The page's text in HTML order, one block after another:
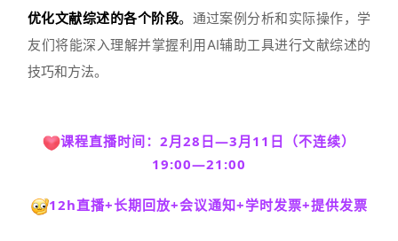
优化文献综述的各个阶段。 通过案例分析和实际操作，学
友们将能深入理解并掌握利用AI辅助工具进行文献综述的
技巧和方法。
课程直播时间：2月28日—3月11日（不连续）
19:00—21:00
12h直播+长期回放+会议通知+学时发票+提供发票